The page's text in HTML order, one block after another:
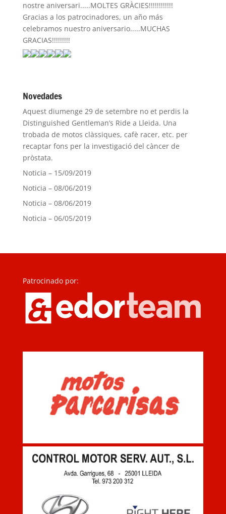
nostre aniversari.....MOLTES GRÀCIES!!!!!!!!!!!!
Gracias a los patrocinadores, un año más
celebramos nuestro aniversario.....MUCHAS
GRACIAS!!!!!!!!!
Novedades
Aquest diumenge 29 de setembre no et perdis la
Distinguished Gentleman’s Ride a Lleida. Una
trobada de motos clàssiques, cafè racer, etc. per
recaptar fons per la investigació del càncer de
pròstata.
Noticia – 15/09/2019
Noticia – 08/06/2019
Noticia – 08/06/2019
Noticia – 06/05/2019
Patrocinado por: